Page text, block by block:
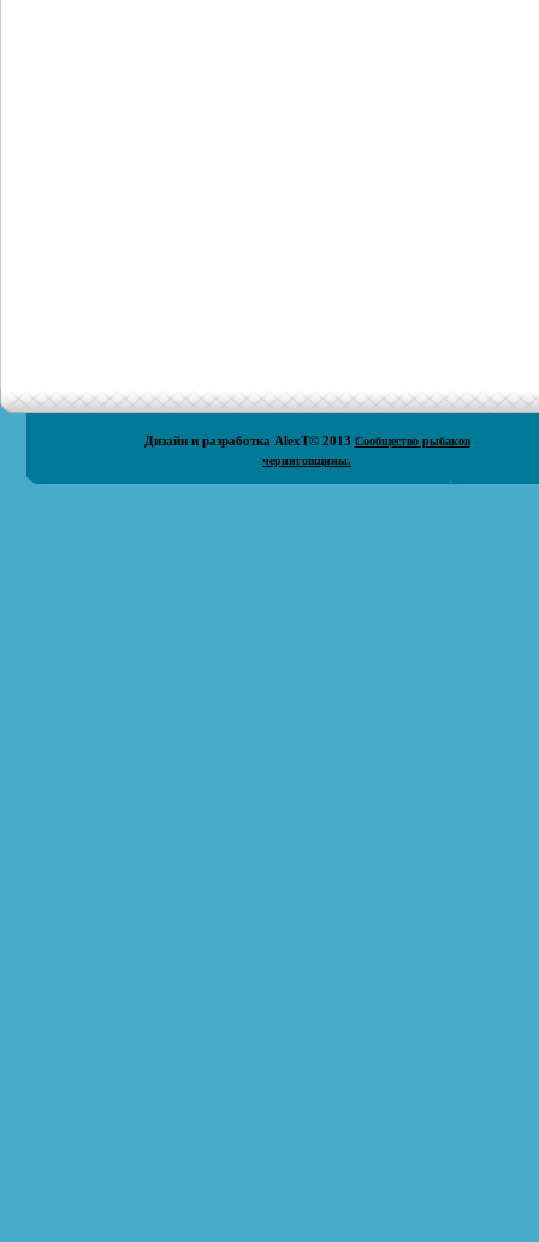
Дизайн и разработка AlexT© 2013 Сообщество рыбаков
черниговщины.